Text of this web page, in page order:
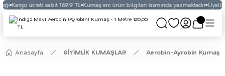
Kargo ücreti sabit 169.9 TL Kumaş eni ürün bilgileri kısmında yazmaktadır Üyelikli
Anasayfa GİYİMLİK KUMAŞLAR Aerobin-Ayrobin Kumaş